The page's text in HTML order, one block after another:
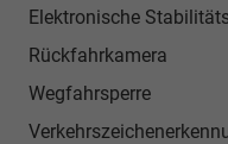
Elektronische
Rückfahrkamera
Wegfahrsperre